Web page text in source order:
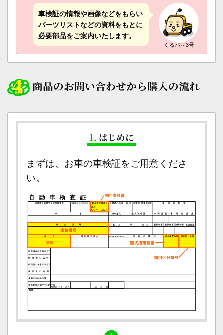
くるパ～3号
車検証の情報や画像などをもらい
パーツリストなどの資料をもとに
必要部品をご案内いたします。
商品のお問い合わせから購入の流れ
1. はじめに
まずは、お車の車検証をご用意くださ
い。